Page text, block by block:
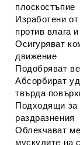
плоскостъпие
Изработени
против влага
Осигуряват
движение
Подобряват
Абсорбират
твърда
Подходящи за
раздразнения
Облекчават
мускулите на